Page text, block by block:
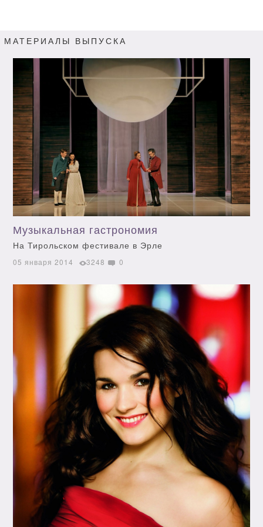
МАТЕРИАЛЫ ВЫПУСКА
Музыкальная гастрономия
На Тирольском фестивале в Эрле
05 января 2014 3248 0